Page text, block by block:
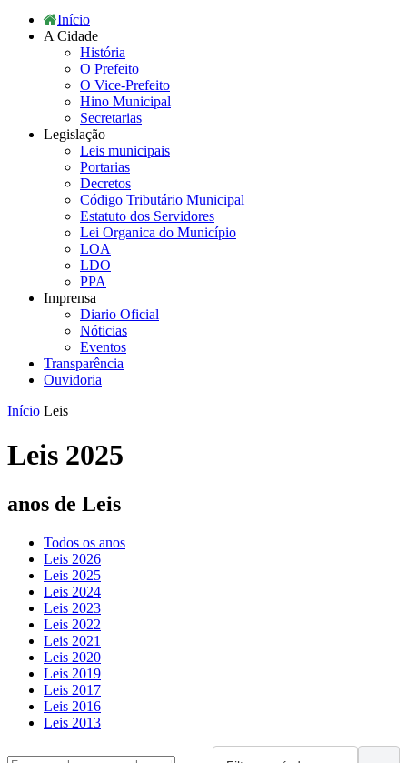
Início
A Cidade
História
O Prefeito
O Vice-Prefeito
Hino Municipal
Secretarias
Legislação
Leis municipais
Portarias
Decretos
Código Tributário Municipal
Estatuto dos Servidores
Lei Organica do Município
LOA
LDO
PPA
Imprensa
Diario Oficial
Nóticias
Eventos
Transparência
Ouvidoria
Início Leis
Leis 2025
anos de Leis
Todos os anos
Leis 2026
Leis 2025
Leis 2024
Leis 2023
Leis 2022
Leis 2021
Leis 2020
Leis 2019
Leis 2017
Leis 2016
Leis 2013